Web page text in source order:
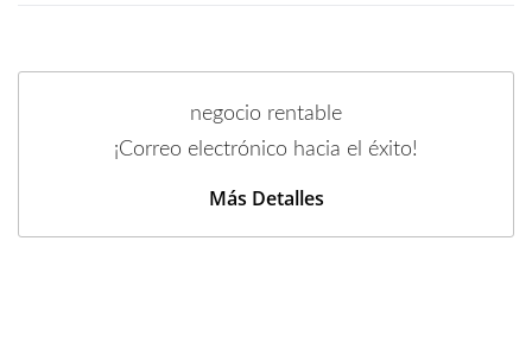
negocio rentable
¡Correo electrónico hacia el éxito!
Más Detalles